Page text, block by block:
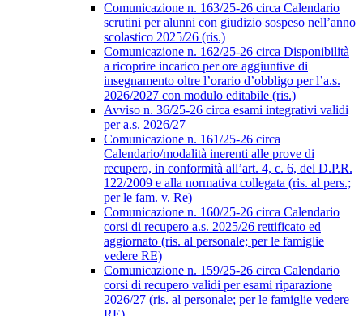
Comunicazione n. 163/25-26 circa Calendario
scrutini per alunni con giudizio sospeso nell’anno
scolastico 2025/26 (ris.)
Comunicazione n. 162/25-26 circa Disponibilità
a ricoprire incarico per ore aggiuntive di
insegnamento oltre l’orario d’obbligo per l’a.s.
2026/2027 con modulo editabile (ris.)
Avviso n. 36/25-26 circa esami integrativi validi
per a.s. 2026/27
Comunicazione n. 161/25-26 circa
Calendario/modalità inerenti alle prove di
recupero, in conformità all’art. 4, c. 6, del D.P.R.
122/2009 e alla normativa collegata (ris. al pers.;
per le fam. v. Re)
Comunicazione n. 160/25-26 circa Calendario
corsi di recupero a.s. 2025/26 rettificato ed
aggiornato (ris. al personale; per le famiglie
vedere RE)
Comunicazione n. 159/25-26 circa Calendario
corsi di recupero validi per esami riparazione
2026/27 (ris. al personale; per le famiglie vedere